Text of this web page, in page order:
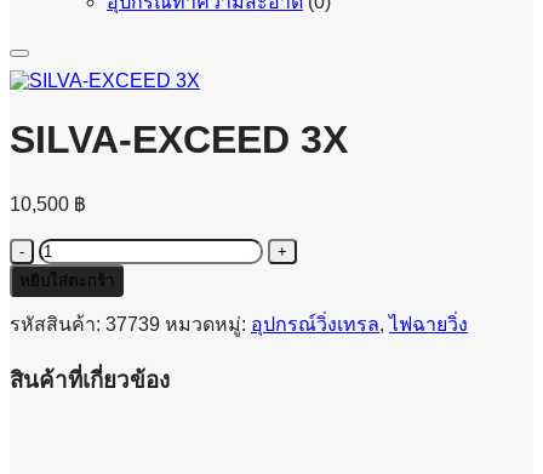
SILVA-EXCEED 3X
10,500 ฿
จำนวน
SILVA-
EXCEED
3X
หยิบใส่ตะกร้า
รหัสสินค้า: 37739 หมวดหมู่: อุปกรณ์วิ่งเทรล,ไฟฉายวิ่ง
สินค้าที่เกี่ยวข้อง